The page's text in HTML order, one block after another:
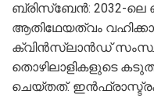
ബ്രിസ്ബേൻ: 2032-ലെ
ആതിഥേയത്വം
ക്വിൻസ്‌ലാൻഡ്
തൊഴിലാളികളുടെ
ചെയ്തത്.